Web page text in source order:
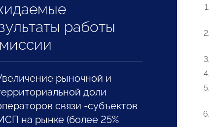
работы
рыночной и
доли
связи -субъектов
на рынке (более 25%